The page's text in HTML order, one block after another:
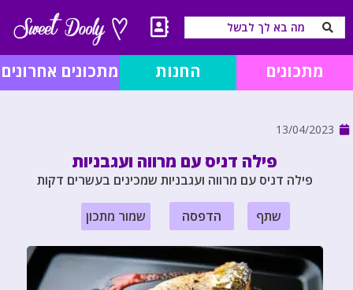
מתכונים החנות מתכונים אחרונים
13/04/2023
פילה דניס עם מרווה ועגבניות
פילה דניס עם מרווה ועגבניות שמכינים בעשרים דקות
שתף הדפסה שמור מתכון